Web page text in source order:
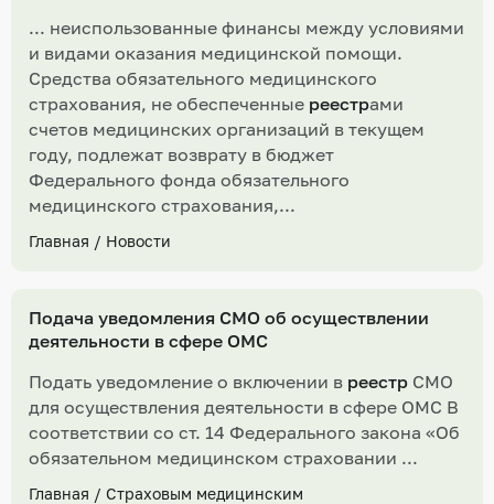
... неиспользованные финансы между условиями
и видами оказания медицинской помощи.
Средства обязательного медицинского
страхования, не обеспеченные реестрами
счетов медицинских организаций в текущем
году, подлежат возврату в бюджет
Федерального фонда обязательного
медицинского страхования,...
Главная / Новости
Подача уведомления СМО об осуществлении
деятельности в сфере ОМС
Подать уведомление о включении в реестр СМО
для осуществления деятельности в сфере ОМС В
соответствии со ст. 14 Федерального закона «Об
обязательном медицинском страховании ...
Главная /Страховым медицинским